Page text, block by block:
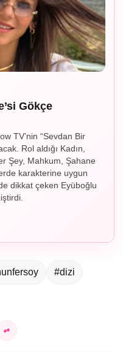
Gökçe
TV’nin “Sevdan Bir
Rol aldığı Kadın,
Şey, Mahkum, Şahane
karakterine uygun
dikkat çeken Eyüboğlu
#dizi